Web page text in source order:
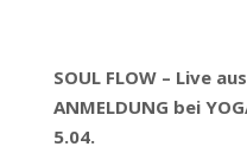
SOUL FLOW – Live
ANMELDUNG bei
5.04.